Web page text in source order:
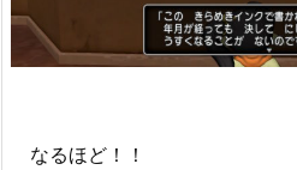
なるほど！！